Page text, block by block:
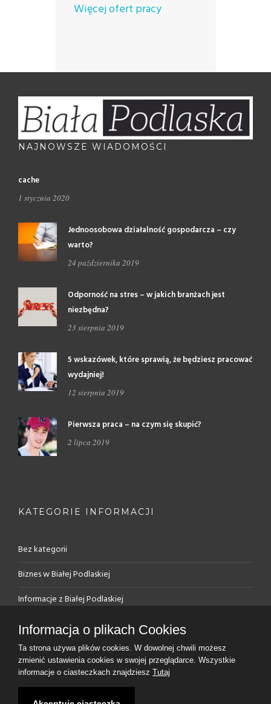
Więcej ofert pracy
NAJNOWSZE WIADOMOŚCI
cache
1 stycznia 2020
Jednoosobowa działalność gospodarcza – czy
warto?
24 października 2019
Odporność na stres – w jakich branżach jest
niezbędna?
23 sierpnia 2019
5 wskazówek, które sprawią, że będziesz pracować
wydajniej!
12 sierpnia 2019
Pierwsza praca – na czym się skupić?
2 lipca 2019
KATEGORIE INFORMACJI
Bez kategorii
Biznes w Białej Podlaskiej
Informacje z Białej Podlaskiej
PUP – rejestracja, oferty
Rynek pracy w Białej Podlaskiej
Informacja o plikach Cookies
Ta strona używa plików cookies. W dowolnej chwili możesz
zmienić ustawienia cookies w swojej przeglądarce. Wszystkie
informacje o ciasteczkach znajdziesz Tutaj